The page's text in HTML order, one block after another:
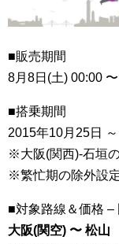
■販売期間
8月8日(土) 00:00
■搭乗期間
2015年10月25日
※大阪(関西)-石垣
※繁忙期の除外設定
■対象路線＆価格 –
大阪(関空) 〜 松山